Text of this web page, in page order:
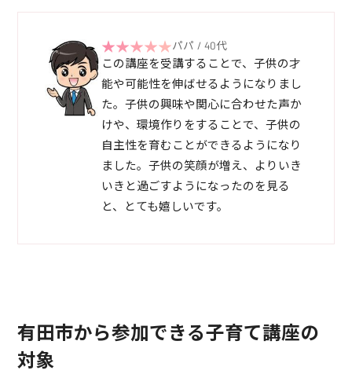
パパ / 40代
この講座を受講することで、子供の才
能や可能性を伸ばせるようになりまし
た。子供の興味や関心に合わせた声か
けや、環境作りをすることで、子供の
自主性を育むことができるようになり
ました。子供の笑顔が増え、よりいき
いきと過ごすようになったのを見る
と、とても嬉しいです。
有田市から参加できる子育て講座の
対象